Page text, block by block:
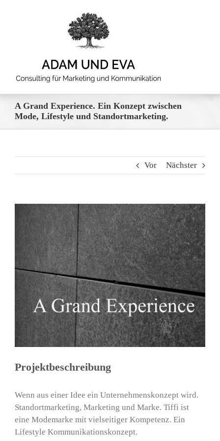
A Grand Experience. Ein Konzept zwischen
Mode, Lifestyle und Standortmarketing.
Vor Nächster
Projektbeschreibung
Wenn aus einer Idee ein Unternehmenskonzept wird.
Standortmarketing, Marketing und Marke. Tiffi ist
eine Modemarke mit vielseitiger Kompetenz. Ein
Lifestyle Kommunikationskonzept.